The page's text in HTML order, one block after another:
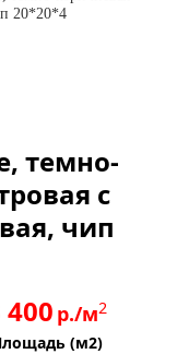
20*20*4
темно-
с
чип
400 р./м2
(м2)